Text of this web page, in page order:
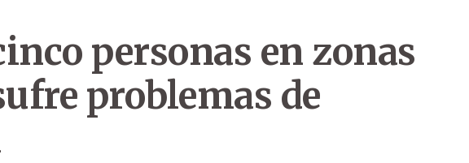
personas en zonas
problemas de